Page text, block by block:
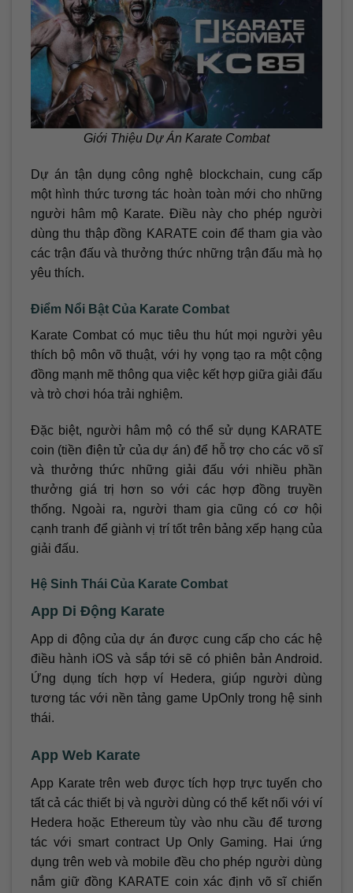
Giới Thiệu Dự Án Karate Combat
Dự án tận dụng công nghệ blockchain, cung cấp
một hình thức tương tác hoàn toàn mới cho những
người hâm mộ Karate. Điều này cho phép người
dùng thu thập đồng KARATE coin để tham gia vào
các trận đấu và thưởng thức những trận đấu mà họ
yêu thích.
Điểm Nổi Bật Của Karate Combat
Karate Combat có mục tiêu thu hút mọi người yêu
thích bộ môn võ thuật, với hy vọng tạo ra một cộng
đồng mạnh mẽ thông qua việc kết hợp giữa giải đấu
và trò chơi hóa trải nghiệm.
Đặc biệt, người hâm mộ có thể sử dụng KARATE
coin (tiền điện tử của dự án) để hỗ trợ cho các võ sĩ
và thưởng thức những giải đấu với nhiều phần
thưởng giá trị hơn so với các hợp đồng truyền
thống. Ngoài ra, người tham gia cũng có cơ hội
cạnh tranh để giành vị trí tốt trên bảng xếp hạng của
giải đấu.
Hệ Sinh Thái Của Karate Combat
App Di Động Karate
App di động của dự án được cung cấp cho các hệ
điều hành iOS và sắp tới sẽ có phiên bản Android.
Ứng dụng tích hợp ví Hedera, giúp người dùng
tương tác với nền tảng game UpOnly trong hệ sinh
thái.
App Web Karate
App Karate trên web được tích hợp trực tuyến cho
tất cả các thiết bị và người dùng có thể kết nối với ví
Hedera hoặc Ethereum tùy vào nhu cầu để tương
tác với smart contract Up Only Gaming. Hai ứng
dụng trên web và mobile đều cho phép người dùng
nắm giữ đồng KARATE coin xác định võ sĩ chiến